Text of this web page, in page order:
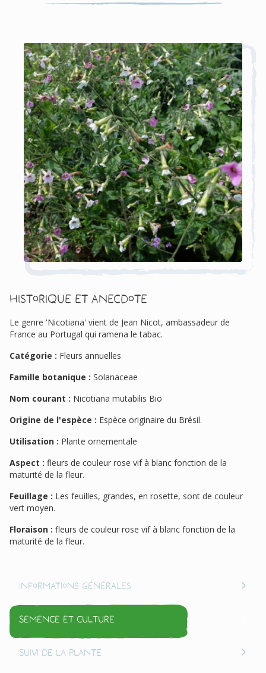
Historique et anecdote
Le genre 'Nicotiana' vient de Jean Nicot, ambassadeur de
France au Portugal qui ramena le tabac.
Catégorie : Fleurs annuelles
Famille botanique : Solanaceae
Nom courant : Nicotiana mutabilis Bio
Origine de l'espèce : Espèce originaire du Brésil.
Utilisation : Plante ornementale
Aspect : fleurs de couleur rose vif à blanc fonction de la
maturité de la fleur.
Feuillage : Les feuilles, grandes, en rosette, sont de couleur
vert moyen.
Floraison : fleurs de couleur rose vif à blanc fonction de la
maturité de la fleur.
Informations générales
Semence et culture
Suivi de la plante